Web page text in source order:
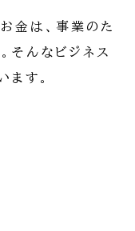
金は、事業のた
そんなビジネス
す。